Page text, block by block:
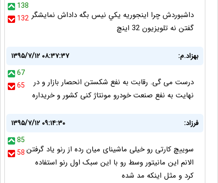
138
132 داشبوردش چرا اينجوريه يكي نيس بگه داداش نمايشگر
گفتن نه تلويزيون 32 اينچ
بهزاد.م:
۱۳۹۵/۷/۱۲ ۰۸:۳۷:۳۷
67
65
درست می گی. رقابت به نفع شکستن انحصار بازار و در
نهایت به نفع صنعت خودرو مونتاژ کنی کشور و خریداره
فرزاد:
۱۳۹۵/۷/۱۲ ۰۹:۱۴:۳۰
85
58سوییچ کارتی رو خیلی ماشینای میان رده از رنو یاد گرفتن
الانم این مانیتور وسط رو با این سبک اول رنو استفاده
کرد و مثل اینکه مد شده